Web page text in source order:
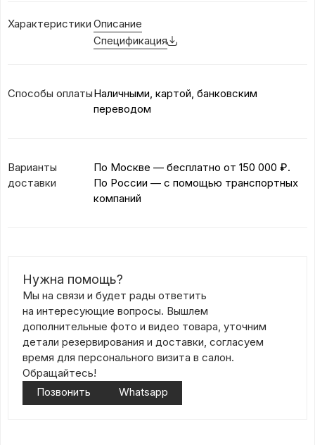
Характеристики Описание
Спецификация
Способы оплатыНаличными, картой, банковским
переводом
Варианты
доставки
По Москве — бесплатно от 150 000 ₽.
По России — с помощью транспортных
компаний
Нужна помощь?
Мы на связи и будет рады ответить
на интересующие вопросы. Вышлем
дополнительные фото и видео товара, уточним
детали резервирования и доставки, согласуем
время для персонального визита в салон.
Обращайтесь!
Позвонить
Whatsapp